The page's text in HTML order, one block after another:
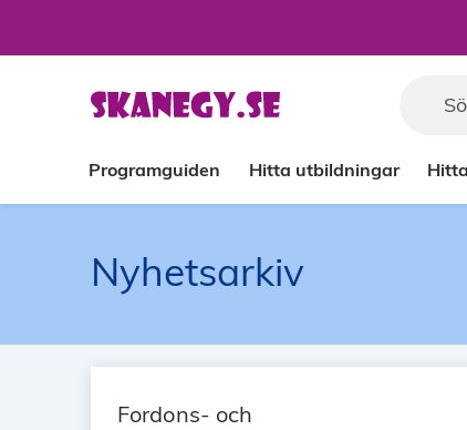
Programguiden Hitta utbildningar
Nyhetsarkiv
Fordons- och